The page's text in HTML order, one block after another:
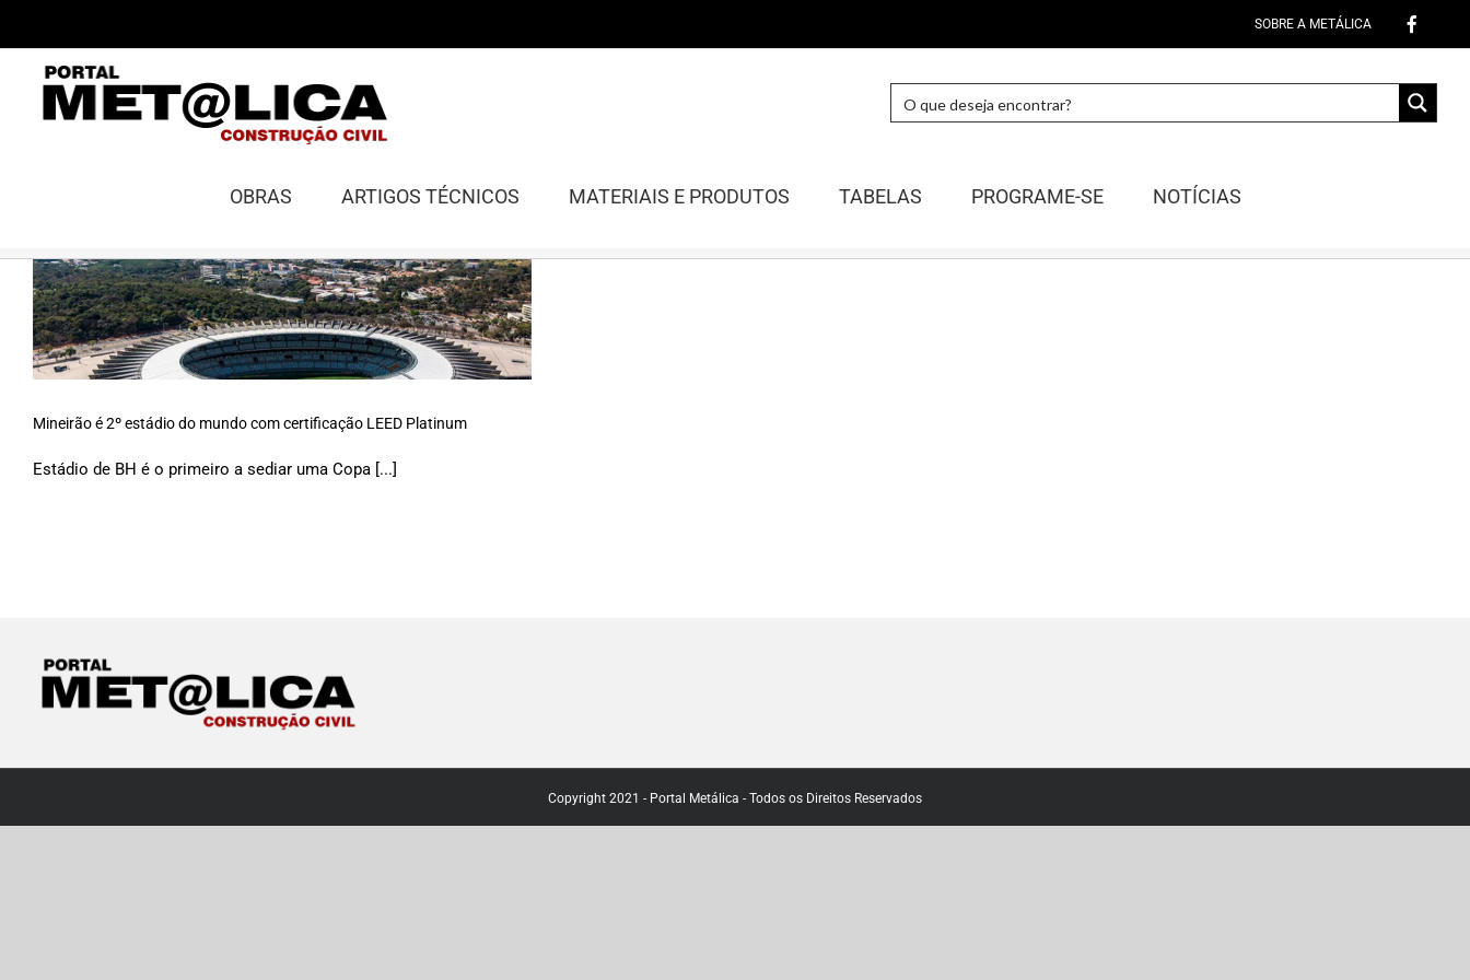
conteúdo
SOBRE A METÁLICA
OBRAS ARTIGOS TÉCNICOS MATERIAIS E PRODUTOS TABELAS PROGRAME-SE NOTÍCIAS
Mineirão é 2º estádio do mundo com certificação LEED Platinum
Estádio de BH é o primeiro a sediar uma Copa [...]
Copyright 2021 - Portal Metálica - Todos os Direitos Reservados